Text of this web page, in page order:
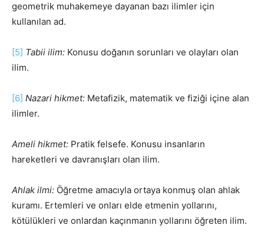
geometrik muhakemeye dayanan bazı ilimler için
kullanılan ad.
[5] Tabii ilim: Konusu doğanın sorunları ve olayları olan
ilim.
[6] Nazari hikmet: Metafizik, matematik ve fiziği içine alan
ilimler.
Ameli hikmet: Pratik felsefe. Konusu insanların
hareketleri ve davranışları olan ilim.
Ahlak ilmi: Öğretme amacıyla ortaya konmuş olan ahlak
kuramı. Ertemleri ve onları elde etmenin yollarını,
kötülükleri ve onlardan kaçınmanın yollarını öğreten ilim.